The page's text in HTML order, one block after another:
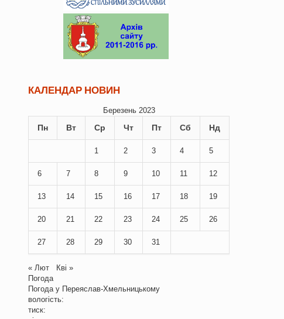
КАЛЕНДАР НОВИН
Березень 2023
Пн Вт Ср Чт Пт Сб Нд
1 2 3 4 5
6 7 8 9 10 11 12
13 14 15 16 17 18 19
20 21 22 23 24 25 26
27 28 29 30 31
« Лют
Кві »
Погода
Погода у Переяслав-Хмельницькому
вологість:
тиск: